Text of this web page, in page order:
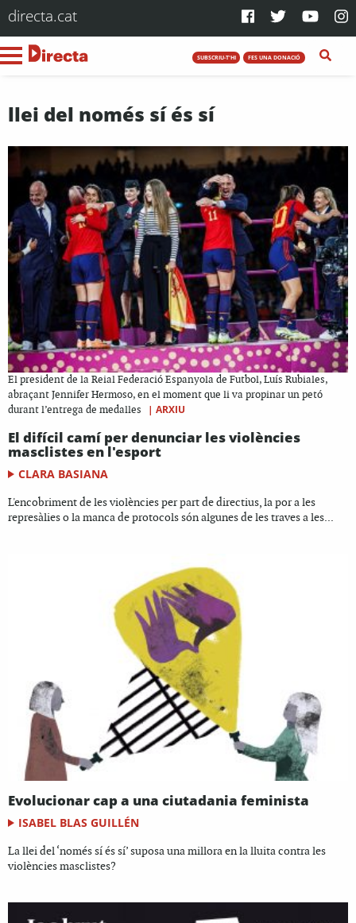
directa.cat
SUBSCRIU-T'HI FES UNA DONACIÓ
llei del només sí és sí
El president de la Reial Federació Espanyola de Futbol, Luís Rubiales,
abraçant Jennifer Hermoso, en el moment que li va propinar un petó
durant l’entrega de medalles
| ARXIU
El difícil camí per denunciar les violències
masclistes en l'esport
CLARA BASIANA
L'encobriment de les violències per part de directius, la por a les
represàlies o la manca de protocols són algunes de les traves a les...
Evolucionar cap a una ciutadania feminista
ISABEL BLAS GUILLÉN
La llei del ‘només sí és sí’ suposa una millora en la lluita contra les
violències masclistes?